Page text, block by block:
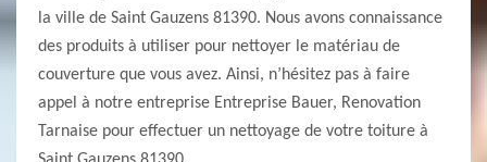
la ville de Saint Gauzens 81390. Nous avons connaissance
des produits à utiliser pour nettoyer le matériau de
couverture que vous avez. Ainsi, n’hésitez pas à faire
appel à notre entreprise Entreprise Bauer, Renovation
Tarnaise pour effectuer un nettoyage de votre toiture à